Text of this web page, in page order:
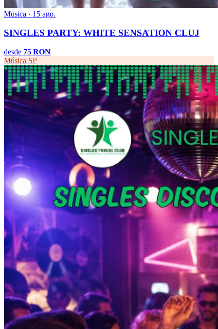
Música · 15 ago.
SINGLES PARTY: WHITE SENSATION CLUJ
desde 75 RON
Música SP